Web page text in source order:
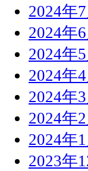
2024年7
2024年6
2024年5
2024年4
2024年3
2024年2
2024年1
2023年